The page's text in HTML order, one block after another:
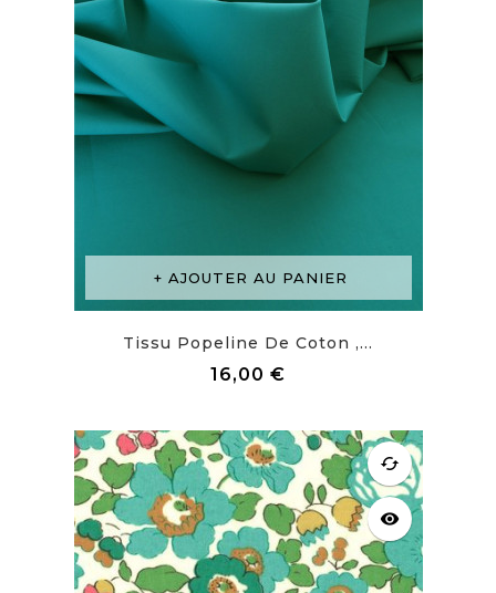
AJOUTER AU PANIER
Tissu Popeline De Coton ,...
16,00 €
cached
visibility